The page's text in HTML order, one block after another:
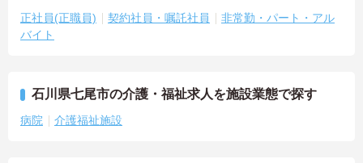
正社員(正職員) 契約社員・嘱託社員
非常勤・パート・アル
バイト
石川県七尾市の介護・福祉求人を施設業態で探す
病院 介護福祉施設